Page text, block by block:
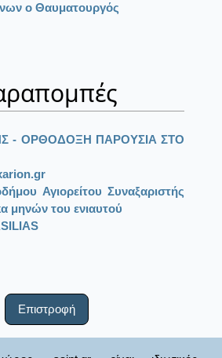
ο Θαυματουργός
- ΟΡΘΟΔΟΞΗ ΠΑΡΟΥΣΙΑ ΣΤΟ
Αγιορείτου Συναξαριστής
μηνών του ενιαυτού
Επιστροφή